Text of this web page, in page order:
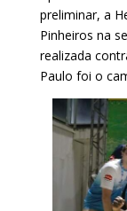
preliminar, a
Pinheiros na
realizada
Paulo foi o